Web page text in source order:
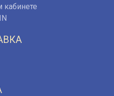
кабинете